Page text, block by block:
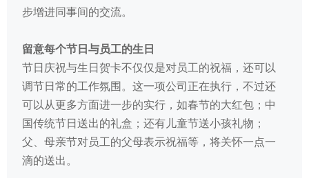
步增进同事间的交流。
留意每个节日与员工的生日
节日庆祝与生日贺卡不仅仅是对员工的祝福，还可以
调节日常的工作氛围。这一项公司正在执行，不过还
可以从更多方面进一步的实行，如春节的大红包；中
国传统节日送出的礼盒；还有儿童节送小孩礼物；
父、母亲节对员工的父母表示祝福等，将关怀一点一
滴的送出。